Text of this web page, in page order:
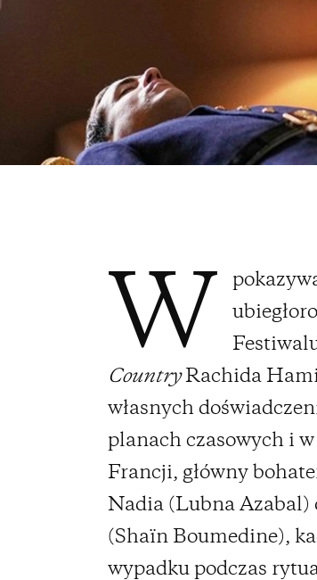
W
CountryRachida
własnych
planach czasowych i
Francji, główny
Nadia (Lubna Azabal)
(Shaïn Boumedine),
wypadku podczas